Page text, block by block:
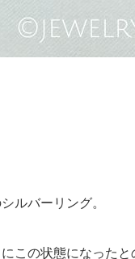
ルバーリング。
この状態になったと